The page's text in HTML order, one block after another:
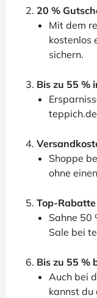
20 %
Mit dem
kostenlos
sichern.
Bis zu 55 %
Shoppe
ohne
Top-
Sahne 50
Sale bei
Bis zu 55 %
Auch bei
kannst du